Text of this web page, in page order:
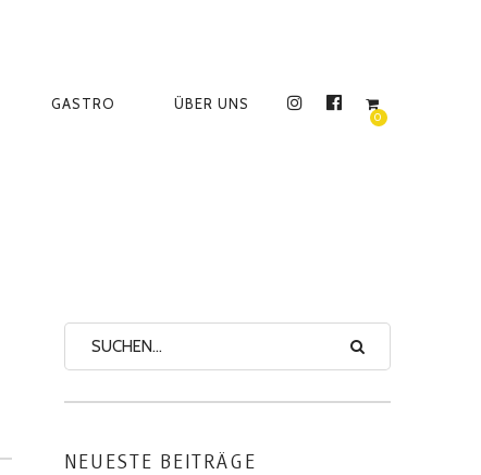
GASTRO ÜBER UNS
INSTAGRAM
FACEBOOK
0
NEUESTE BEITRÄGE